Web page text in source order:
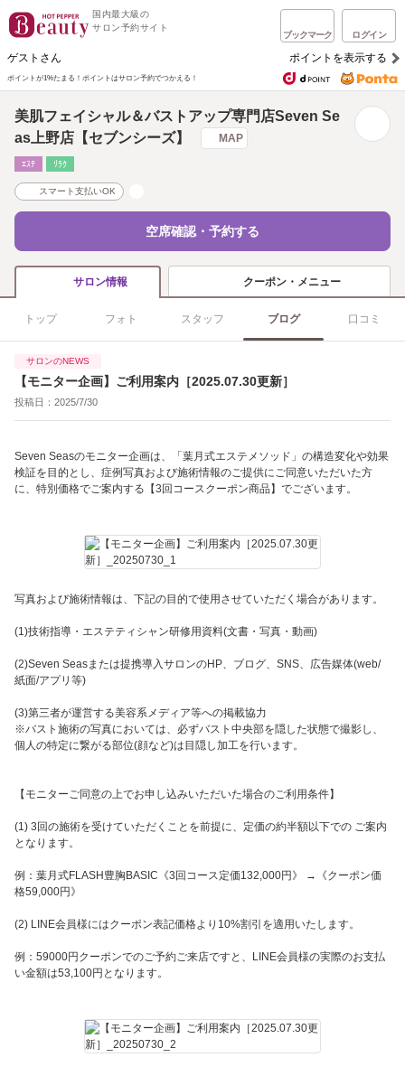
国内最大級の
サロン予約サイト
ブックマーク ログイン
ゲストさん ポイントを表示する
ポイントが1%たまる！ ポイントはサロン予約でつかえる！
美肌フェイシャル＆バストアップ専門店Seven Se
as上野店【セブンシーズ】
MAP
ｴｽﾃ ﾘﾗｸ
スマート支払いOK
空席確認・予約する
サロン情報 クーポン・メニュー
トップ フォト スタッフ ブログ 口コミ
サロンのNEWS
【モニター企画】ご利用案内［2025.07.30更新］
投稿日：2025/7/30
Seven Seasのモニター企画は、「葉月式エステメソッド」の構造変化や効果
検証を目的とし、症例写真および施術情報のご提供にご同意いただいた方
に、特別価格でご案内する【3回コースクーポン商品】でございます。
写真および施術情報は、下記の目的で使用させていただく場合があります。
(1)技術指導・エステティシャン研修用資料(文書・写真・動画)
(2)Seven Seasまたは提携導入サロンのHP、ブログ、SNS、広告媒体(web/
紙面/アプリ等)
(3)第三者が運営する美容系メディア等への掲載協力
※バスト施術の写真においては、必ずバスト中央部を隠した状態で撮影し、
個人の特定に繋がる部位(顔など)は目隠し加工を行います。
【モニターご同意の上でお申し込みいただいた場合のご利用条件】
(1) 3回の施術を受けていただくことを前提に、定価の約半額以下での ご案内
となります。
例：葉月式FLASH豊胸BASIC《3回コース定価132,000円》 →《クーポン価
格59,000円》
(2) LINE会員様にはクーポン表記価格より10%割引を適用いたします。
例：59000円クーポンでのご予約ご来店ですと、LINE会員様の実際のお支払
い金額は53,100円となります。